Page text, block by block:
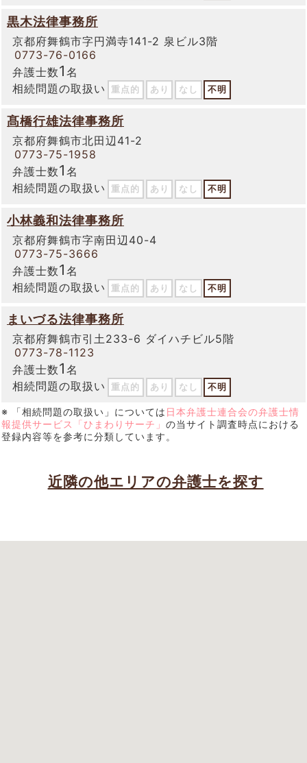
黒木法律事務所
京都府舞鶴市字円満寺141-2 泉ビル3階
0773-76-0166
弁護士数1 名
相続問題の取扱い
重点的 あり なし 不明
髙橋行雄法律事務所
京都府舞鶴市北田辺41-2
0773-75-1958
弁護士数1 名
相続問題の取扱い
重点的 あり なし 不明
小林義和法律事務所
京都府舞鶴市字南田辺40-4
0773-75-3666
弁護士数1 名
相続問題の取扱い
重点的 あり なし 不明
まいづる法律事務所
京都府舞鶴市引土233-6 ダイハチビル5階
0773-78-1123
弁護士数1 名
相続問題の取扱い
重点的 あり なし 不明
※ 「相続問題の取扱い」については 日本弁護士連合会の弁護士情
報提供サービス「ひまわりサーチ」 の当サイト調査時点における
登録内容等を参考に分類しています。
近隣の他エリアの弁護士を探す